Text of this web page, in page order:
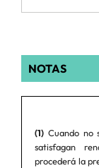
NOTAS
(1)Cuando no
satisfagan
procederá la